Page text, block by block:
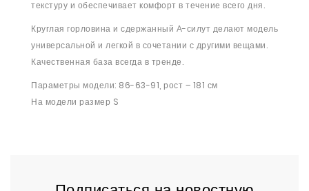
текстуру и обеспечивает комфорт в течение всего дня.
Круглая горловина и сдержанный А-силут делают модель
универсальной и легкой в ​​сочетании с другими вещами.
Качественная база всегда в тренде.
Параметры модели: 86-63-91, рост – 181 см
На модели размер S